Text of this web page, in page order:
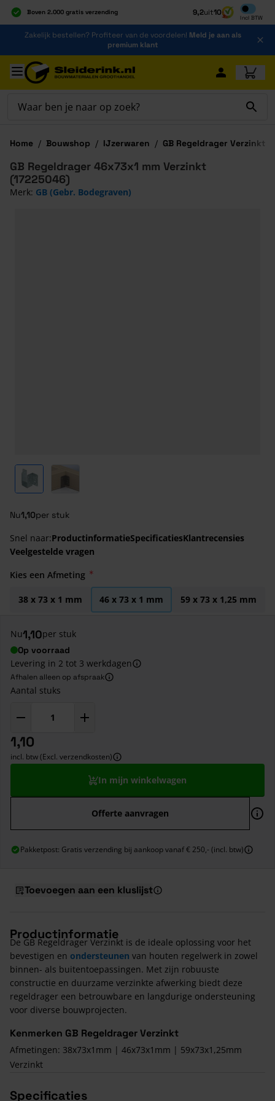
Boven 2.000 gratis verzending
Al 40 jaar dé specialist
Alles onder één dak
9,2uit10
Incl BTW
Inclusief
Ga naar de inhoud
Zakelijk bestellen? Profiteer van de voordelen! Meld je aan als
premium klant
Ga naar hoofdinhoud
Home / Bouwshop / IJzerwaren / GB Regeldrager Verzinkt
View larger imageView larger image
Nu1,10per stuk
GB Regeldrager 46x73x1 mm Verzinkt
(17225046)
Merk: GB (Gebr. Bodegraven)
Snel naar:ProductinformatieSpecificatiesKlantrecensies
Veelgestelde vragen
Kies een Afmeting
38 x 73 x 1 mm 46 x 73 x 1 mm 59 x 73 x 1,25 mm
Nu1,10per stuk
Op voorraad
Levering in 2 tot 3 werkdagen
Afhalen alleen op afspraak
Aantal stuks
1,10
incl. btw (Excl. verzendkosten)
In mijn winkelwagen
Offerte aanvragen
Pakketpost: Gratis verzending bij aankoop vanaf € 250,- (incl. btw)
Toevoegen aan een kluslijst
Productinformatie
De GB Regeldrager Verzinkt is de ideale oplossing voor het
bevestigen en ondersteunen van houten regelwerk in zowel
binnen- als buitentoepassingen. Met zijn robuuste
constructie en duurzame verzinkte afwerking biedt deze
regeldrager een betrouwbare en langdurige ondersteuning
voor diverse bouwprojecten.
Kenmerken GB Regeldrager Verzinkt
Afmetingen: 38x73x1mm | 46x73x1mm | 59x73x1,25mm
Verzinkt
Specificaties